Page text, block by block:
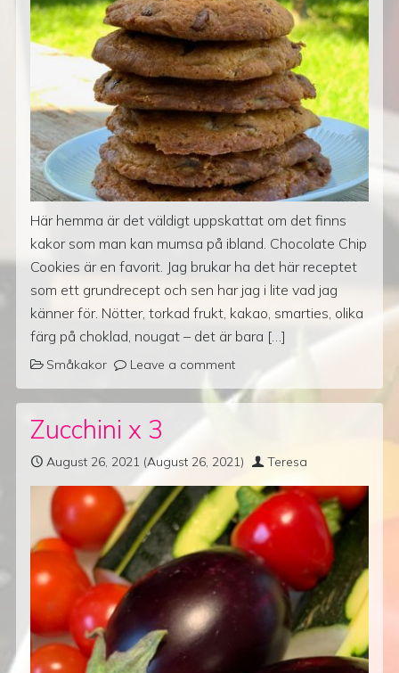
Här hemma är det väldigt uppskattat om det finns
kakor som man kan mumsa på ibland. Chocolate Chip
Cookies är en favorit. Jag brukar ha det här receptet
som ett grundrecept och sen har jag i lite vad jag
känner för. Nötter, torkad frukt, kakao, smarties, olika
färg på choklad, nougat – det är bara […]
Småkakor Leave a comment
Zucchini x 3
August 26, 2021 (August 26, 2021) Teresa